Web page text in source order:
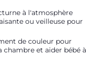
à l'atmosphère
ou veilleuse pour
de couleur pour
chambre et aider bébé à